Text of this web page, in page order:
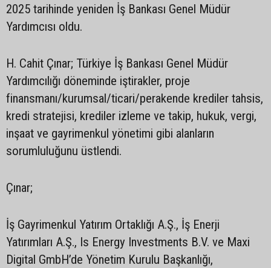
2025 tarihinde yeniden İş Bankası Genel Müdür
Yardımcısı oldu.
H. Cahit Çınar; Türkiye İş Bankası Genel Müdür
Yardımcılığı döneminde iştirakler, proje
finansmanı/kurumsal/ticari/perakende krediler tahsis,
kredi stratejisi, krediler izleme ve takip, hukuk, vergi,
inşaat ve gayrimenkul yönetimi gibi alanların
sorumluluğunu üstlendi.
Çınar;
İş Gayrimenkul Yatırım Ortaklığı A.Ş., İş Enerji
Yatırımları A.Ş., Is Energy Investments B.V. ve Maxi
Digital GmbH’de Yönetim Kurulu Başkanlığı,